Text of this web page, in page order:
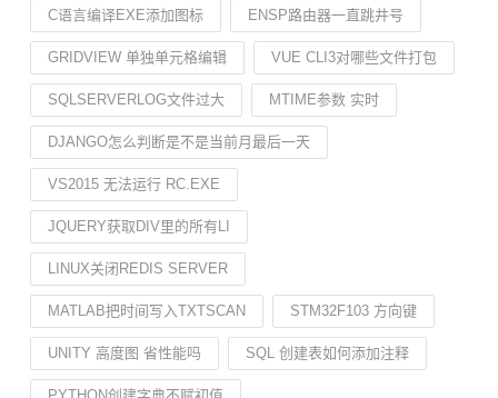
C语言编译EXE添加图标 ENSP路由器一直跳井号
GRIDVIEW 单独单元格编辑 VUE CLI3对哪些文件打包
SQLSERVERLOG文件过大 MTIME参数 实时
DJANGO怎么判断是不是当前月最后一天
VS2015 无法运行 RC.EXE
JQUERY获取DIV里的所有LI
LINUX关闭REDIS SERVER
MATLAB把时间写入TXTSCAN STM32F103 方向键
UNITY 高度图 省性能吗 SQL 创建表如何添加注释